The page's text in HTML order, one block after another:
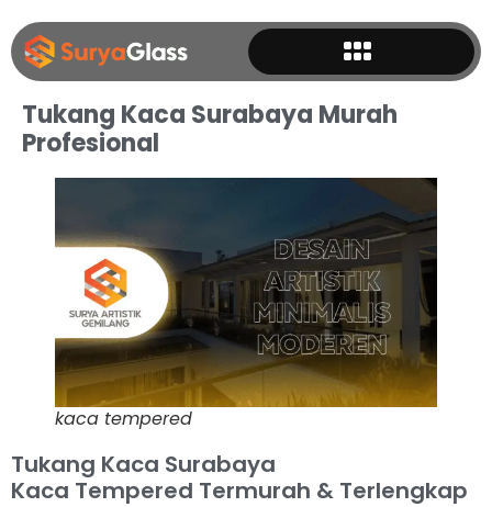
Tukang Kaca Surabaya Murah
Profesional
kaca tempered
Tukang Kaca Surabaya
Kaca Tempered Termurah & Terlengkap